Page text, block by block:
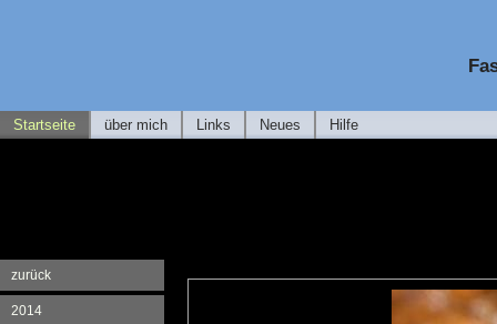
Startseite über mich Links Neues Hilfe
zurück
2014